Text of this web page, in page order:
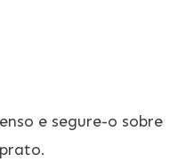
e segure-o sobre